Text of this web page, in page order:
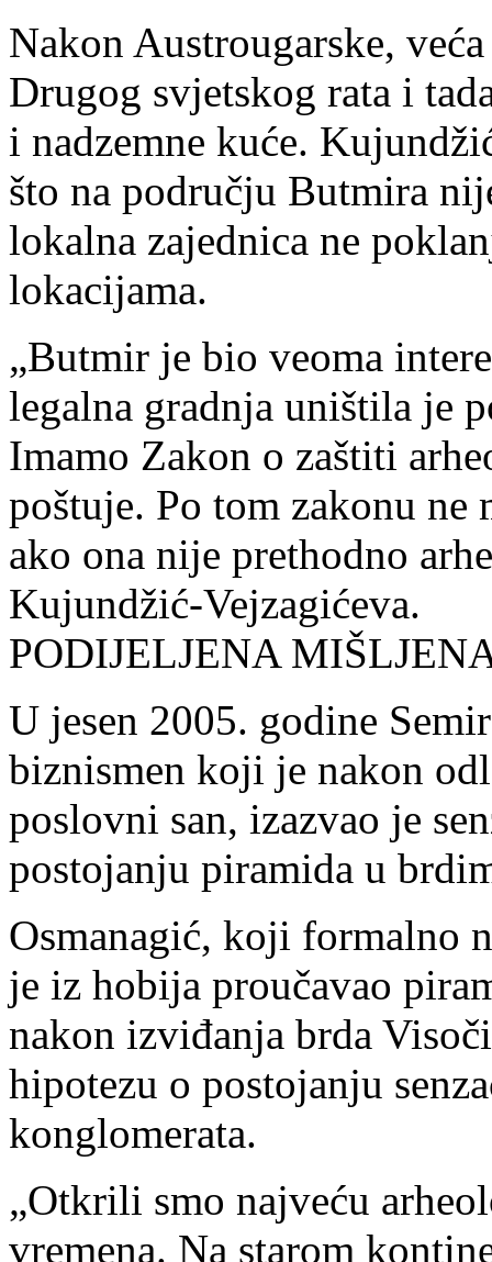
Nakon Austrougarske,
Drugog svjetskog rata i
i nadzemne kuće.
što na području Butmira
lokalna zajednica ne
lokacijama.
„Butmir je bio veoma
legalna gradnja uništila je
Imamo Zakon o zaštiti
poštuje. Po tom zakonu
ako ona nije prethodno
Kujundžić-Vejzagićeva.
PODIJELJENA
U jesen 2005. godine
biznismen koji je nakon
poslovni san, izazvao je
postojanju piramida u
Osmanagić, koji formalno
je iz hobija proučavao
nakon izviđanja brda
hipotezu o postojanju
konglomerata.
„Otkrili smo najveću
vremena. Na starom